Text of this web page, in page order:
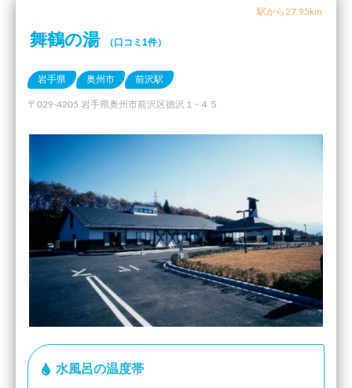
駅から27.95km
舞鶴の湯 （口コミ1件）
岩手県 奥州市 前沢駅
〒029-4205 岩手県奥州市前沢区徳沢１−４５
水風呂の温度帯